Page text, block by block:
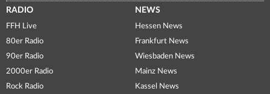
RADIO
FFH Live
80er Radio
90er Radio
2000er Radio
Rock Radio
NEWS
Hessen News
Frankfurt News
Wiesbaden News
Mainz News
Kassel News